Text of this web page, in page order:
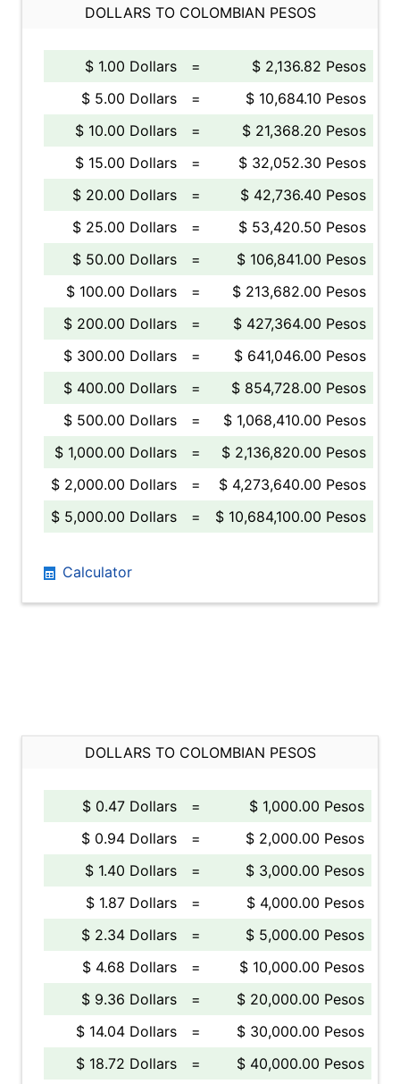
DOLLARS TO COLOMBIAN PESOS
$ 1.00 Dollars =
$ 2,136.82 Pesos
$ 5.00 Dollars
=
$ 10,684.10 Pesos
$ 10.00 Dollars
=
$ 21,368.20 Pesos
$ 15.00 Dollars
=
$ 32,052.30 Pesos
$ 20.00 Dollars
=
$ 42,736.40 Pesos
$ 25.00 Dollars
=
$ 53,420.50 Pesos
$ 50.00 Dollars
=
$ 106,841.00 Pesos
$ 100.00 Dollars
=
$ 213,682.00 Pesos
$ 200.00 Dollars
=
$ 427,364.00 Pesos
$ 300.00 Dollars
=
$ 641,046.00 Pesos
$ 400.00 Dollars
=
$ 854,728.00 Pesos
$ 500.00 Dollars
=
$ 1,068,410.00 Pesos
$ 1,000.00 Dollars
=
$ 2,136,820.00 Pesos
$ 2,000.00 Dollars
=
$ 4,273,640.00 Pesos
$ 5,000.00 Dollars
= $ 10,684,100.00 Pesos
Calculator
DOLLARS TO COLOMBIAN PESOS
$ 0.47 Dollars =
$ 1,000.00 Pesos
$ 0.94 Dollars
=
$ 2,000.00 Pesos
$ 1.40 Dollars
=
$ 3,000.00 Pesos
$ 1.87 Dollars
=
$ 4,000.00 Pesos
$ 2.34 Dollars
=
$ 5,000.00 Pesos
$ 4.68 Dollars
=
$ 10,000.00 Pesos
$ 9.36 Dollars
=
$ 20,000.00 Pesos
$ 14.04 Dollars
=
$ 30,000.00 Pesos
$ 18.72 Dollars
= $ 40,000.00 Pesos